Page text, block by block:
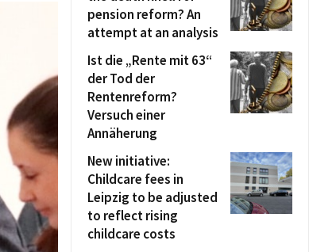
pension reform? An
attempt at an analysis
Ist die „Rente mit 63“
der Tod der
Rentenreform?
Versuch einer
Annäherung
New initiative:
Childcare fees in
Leipzig to be adjusted
to reflect rising
childcare costs